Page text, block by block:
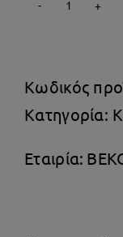
PARN
Κωδικός
Κατηγορία:
Εταιρία: